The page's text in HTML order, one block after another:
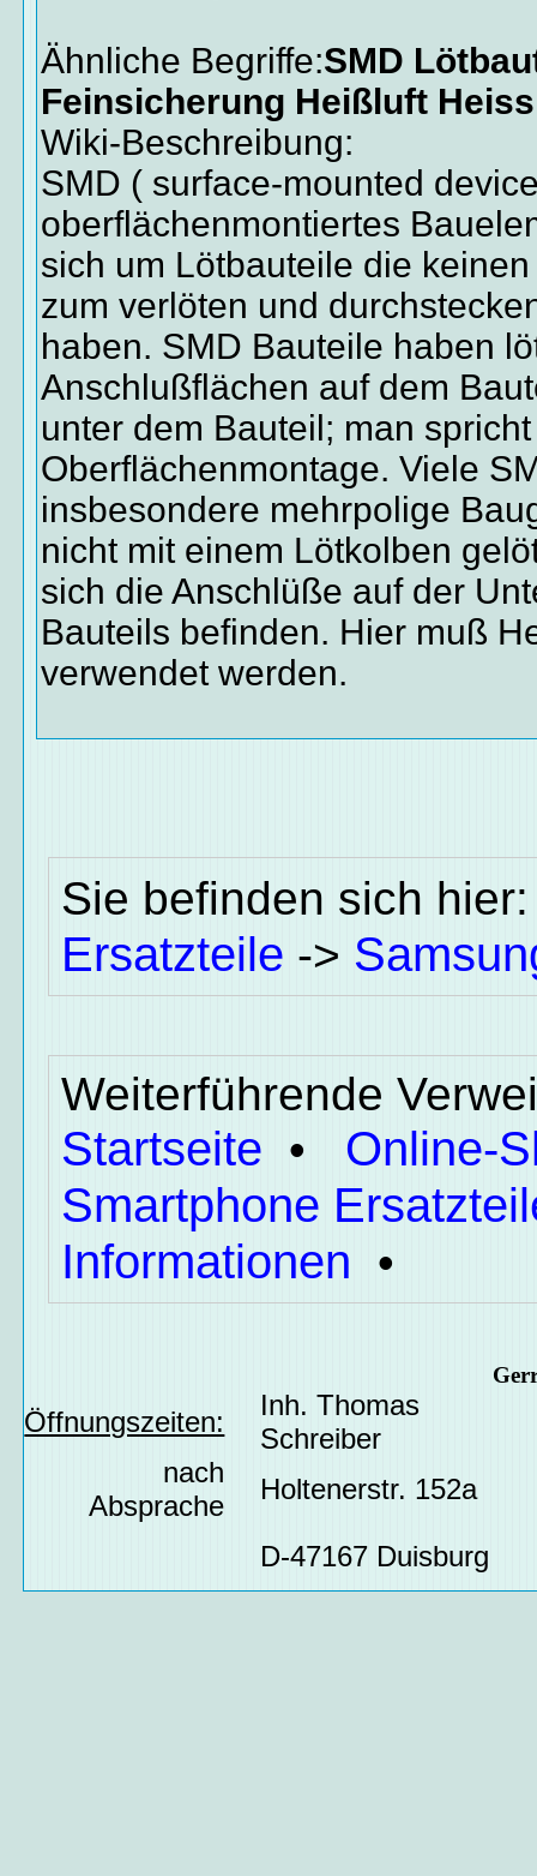
Ähnliche Begriffe:SMD
Feinsicherung Heißluft
Wiki-Beschreibung:
SMD ( surface-mounted
oberflächenmontiertes
sich um Lötbauteile die
zum verlöten und
haben. SMD Bauteile haben
Anschlußflächen auf dem
unter dem Bauteil; man
Oberflächenmontage. Viele
insbesondere mehrpolige
nicht mit einem Lötkolben
sich die Anschlüße auf der
Bauteils befinden. Hier muß
verwendet werden.
Sie befinden sich
Ersatzteile ->
Weiterführende
Startseite • Online-
Smartphone
Informationen •
Öffnungszeiten:
Inh. Thomas
Schreiber
nach
Absprache
Holtenerstr. 152a
D-47167 Duisburg